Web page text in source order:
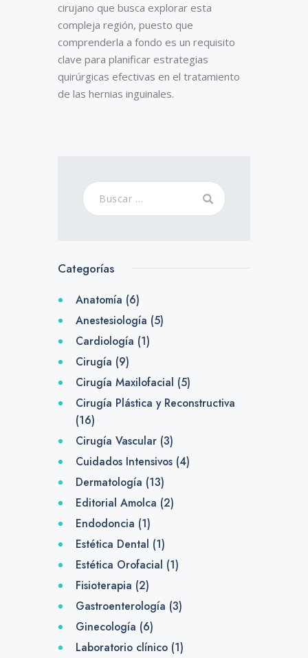
cirujano que busca explorar esta
compleja región, puesto que
comprenderla a fondo es un requisito
clave para planificar estrategias
quirúrgicas efectivas en el tratamiento
de las hernias inguinales.
Categorías
Anatomía (6)
Anestesiología (5)
Cardiología (1)
Cirugía (9)
Cirugía Maxilofacial (5)
Cirugía Plástica y Reconstructiva
(16)
Cirugía Vascular(3)
Cuidados Intensivos(4)
Dermatología (13)
Editorial Amolca (2)
Endodoncia (1)
Estética Dental (1)
Estética Orofacial (1)
Fisioterapia (2)
Gastroenterología (3)
Ginecología (6)
Laboratorio clínico(1)